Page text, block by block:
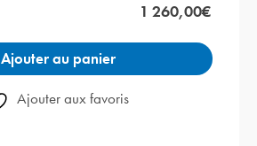
1 260,00€
Ajouter au panier
Ajouter aux favoris